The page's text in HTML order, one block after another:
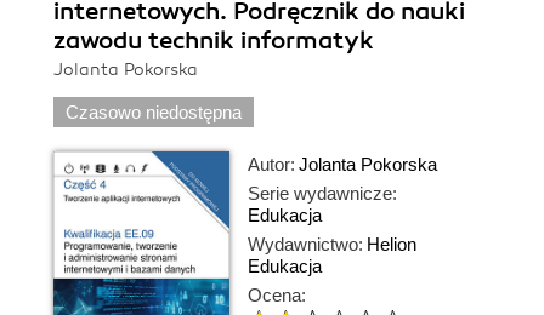
internetowych. Podręcznik do nauki
zawodu technik informatyk
Jolanta Pokorska
Czasowo niedostępna
Autor: Jolanta Pokorska
Serie wydawnicze:
Edukacja
Wydawnictwo: Helion
Edukacja
Ocena: